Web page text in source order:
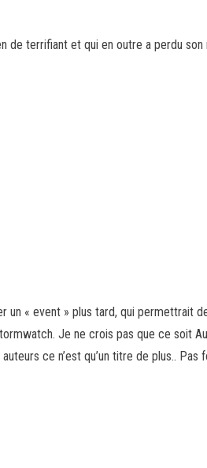
de terrifiant et qui en outre a perdu son
un « event » plus tard, qui permettrait
Je ne crois pas que ce soit
ce n’est qu’un titre de plus.. Pas